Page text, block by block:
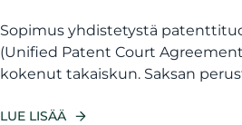
Sopimus yhdistetystä
(Unified Patent Court
kokenut takaiskun. Saksan
LUE LISÄÄ